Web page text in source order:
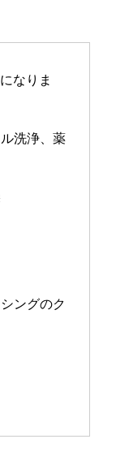
なりま
洗浄、薬
ングのク